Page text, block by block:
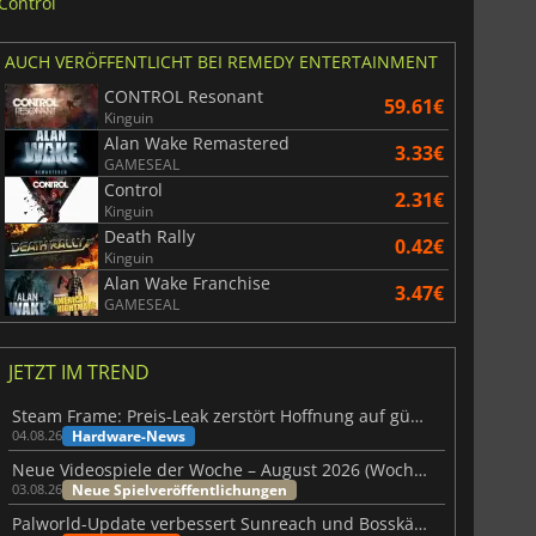
AUCH VERÖFFENTLICHT BEI REMEDY ENTERTAINMENT
CONTROL Resonant
Kinguin 59.61€
Alan Wake Remastered
GAMESEAL 3.33€
Control
Kinguin 2.31€
Death Rally
Kinguin 0.42€
Alan Wake Franchise
GAMESEAL 3.47€
JETZT IM TREND
Steam Frame: Preis-Leak zerstört Hoffnung auf günstiges VR-Headset
04.08.26 Hardware-News
Neue Videospiele der Woche – August 2026 (Woche 32)
03.08.26 Neue Spielveröffentlichungen
Palworld-Update verbessert Sunreach und Bosskämpfe deutlich